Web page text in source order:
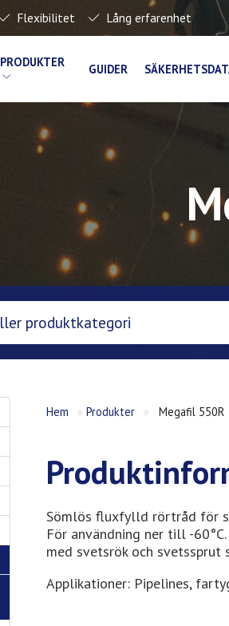
Flexibilitet Lång erfarenhet
PRODUKTER GUIDER
Hem »Produkter » Megafil 550R
Sömlös fluxfylld rörtråd för
För användning ner till -
med svetsrök och
Applikationer: Pipelines,